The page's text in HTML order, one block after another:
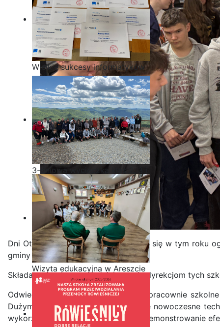
Wielkie sukcesy informatyków
ze Staszica w Akademii
CISCO!
3-dniowa wycieczka klas 2, 3 i
4 technikum w Bieszczady
Wizyta edukacyjna w Areszcie
Śledczym w Radomiu
Dni Otwarte w naszej szkole cieszyły się w tym roku
gminy Iłża i okolicznych gmin.
Składamy serdeczne podziękowania dyrekcjom tych
Odwiedzający mieli okazję zwiedzić pracownie
Dużym zainteresowaniem cieszyły się nowoczesne
wykorzystaniem skanera 3D oraz zademonstrowanie